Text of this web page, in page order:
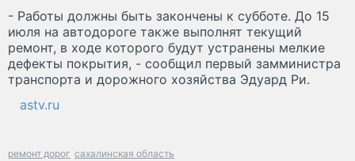
- Работы должны быть закончены к субботе. До 15
июля на автодороге также выполнят текущий
ремонт, в ходе которого будут устранены мелкие
дефекты покрытия, - сообщил первый замминистра
транспорта и дорожного хозяйства Эдуард Ри.
astv.ru
ремонт дорог сахалинская область